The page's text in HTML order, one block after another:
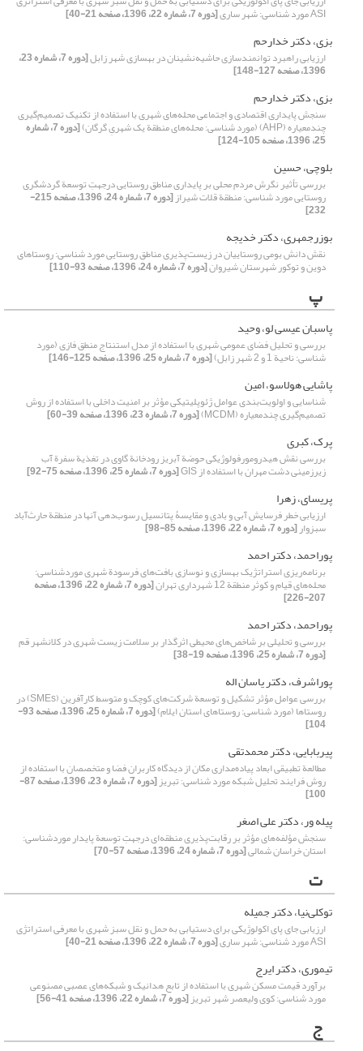
ASI مورد شناسی: شهر ساری [دوره 7، شماره 22، 1396، صفحه 21-40]
بزی، دکتر خدارحم
ارزیابی راهبرد توانمندسازی حاشیه‌نشینان در بهسازی شهر زابل [دوره 7، شماره 23،
1396، صفحه 127-148]
بزی، دکتر خدارحم
سنجش پایداری اقتصادی و اجتماعی محله‌های شهری با استفاده از تکنیک تصمیم‌گیری
چند‌معیاره (AHP) (مورد شناسی: محله‌های منطقة یک شهریِ گرگان) [دوره 7، شماره
25، 1396، صفحه 105-124]
بلوچی، حسین
بررسی تأثیر نگرش مردم محلی بر پایداری مناطق روستایی درجهتِ توسعة گردشگری
روستایی مورد شناسی: منطقة قلات شیراز [دوره 7، شماره 24، 1396، صفحه 215-
232]
بوزرجمهری، دکتر خدیجه
نقش دانش بومی روستاییان در زیست‌پذیری مناطق روستایی مورد شناسی: روستاهای
دوین و توکور شهرستان شیروان[دوره 7، شماره 24، 1396، صفحه 93-110]
پ
پاسبان عیسی لو، وحید
بررسی و تحلیل فضای عمومی شهری با استفاده از مدل استنتاج منطق فازی (مورد
شناسی: ناحیة 1 و 2 شهر زابل) [دوره 7، شماره 25، 1396، صفحه 125-146]
پاشایی هولاسو، امین
شناسایی و اولویت‌بندی عوامل ژئوپلیتیکی مؤثر بر امنیت داخلی با استفاده از روش
تصمیم‌گیری چندمعیاره (MCDM) [دوره 7، شماره 23، 1396، صفحه 39-60]
پرک، کبری
بررسی نقش هیدرومورفولوژیکی حوضة آبریز رودخانة گاوی در تغذیة سفرة آب
زیرزمینی دشت مهران با استفاده از GIS [دوره 7، شماره 25، 1396، صفحه 75-92]
پریسای، زهرا
ارزیابی خطر فرسایش آبی و بادی و مقایسۀ پتانسیل رسوب‌دهی آنها در منطقة حارث‌آباد
سبزوار[دوره 7، شماره 22، 1396، صفحه 85-98]
پوراحمد، دکتر احمد
برنامه‌ریزی استراتژیک بهسازی و نوسازی بافت‌های فرسودة شهری موردشناسی:
محله‌های قیام و کوثر منطقة 12 شهرداری تهران [دوره 7، شماره 22، 1396، صفحه
207-226]
پوراحمد، دکتر احمد
بررسی و تحلیلی بر ‌‌شاخص‌های محیطی اثرگذار بر سلامت زیست شهری در کلانشهر قم
[دوره 7، شماره 25، 1396، صفحه 19-38]
پوراشرف، دکتر یاسان اله
بررسی عوامل مؤثر تشکیل و توسعة شرکت‌های کوچک و متوسط کارآفرین (SMEs) در
روستاها (مورد شناسی: روستا‌های استان ایلام) [دوره 7، شماره 25، 1396، صفحه 93-
104]
پیربابایی، دکتر محمدتقی
مطالعة تطبیقی ابعاد پیاده‌مداری مکان از دیدگاه کاربران فضا و متخصصان با استفاده از
روش فرایند تحلیل شبکه مورد شناسی: تبریز [دوره 7، شماره 23، 1396، صفحه 87-
100]
پیله ور، دکتر علی اصغر
سنجش مؤلفه‌های مؤثر بر رقابت‌پذیری منطقه‌ای درجهتِ توسعة پایدار موردشناسی:
استان خراسان شمالی[دوره 7، شماره 24، 1396، صفحه 57-70]
ت
توکلی‌نیا، دکتر جمیله
ارزیابی جای‌ پای اکولوژیکی برای دستیابی به حمل و نقل سبز شهری با معرفی استراتژی
ASI مورد شناسی: شهر ساری [دوره 7، شماره 22، 1396، صفحه 21-40]
تیموری، دکتر ایرج
برآورد قیمت مسکن شهری با استفاده از تابع هدانیک و شبکه‌های عصبی مصنوعی
مورد شناسی: کوی ولیعصر شهر تبریز[دوره 7، شماره 22، 1396، صفحه 41-56]
ج